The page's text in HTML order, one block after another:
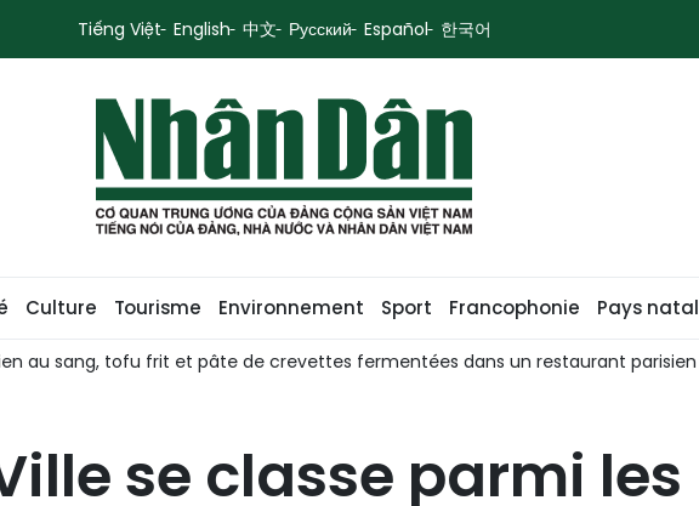
Tiếng Việt English 中文 Русский Español 한국어
Culture Tourisme Environnement Sport Francophonie Pays natal
au sang, tofu frit et pâte de crevettes fermentées dans un restaurant parisien
se classe parmi les